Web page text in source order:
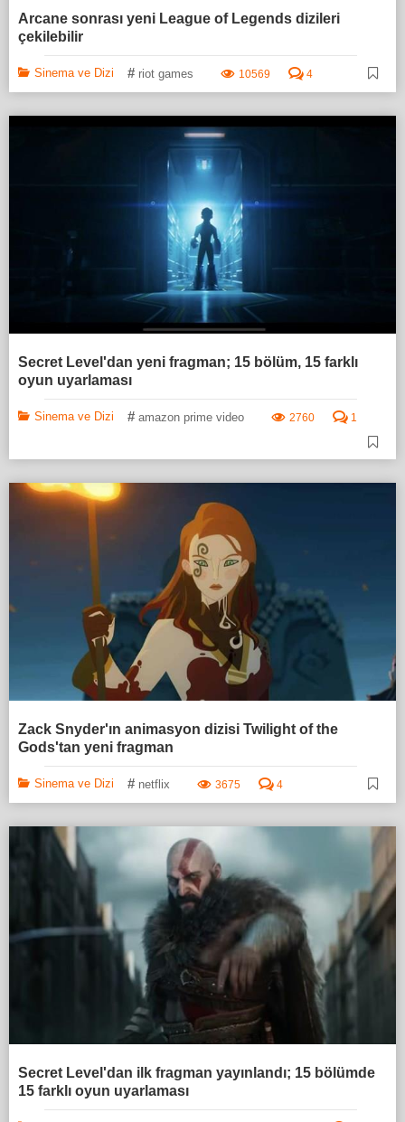
Arcane sonrası yeni League of Legends dizileri
çekilebilir
Sinema ve Dizi # riot games 10569 4
Secret Level'dan yeni fragman; 15 bölüm, 15 farklı
oyun uyarlaması
Sinema ve Dizi # amazon prime video 2760 1
Zack Snyder'ın animasyon dizisi Twilight of the
Gods'tan yeni fragman
Sinema ve Dizi # netflix 3675 4
Secret Level'dan ilk fragman yayınlandı; 15 bölümde
15 farklı oyun uyarlaması